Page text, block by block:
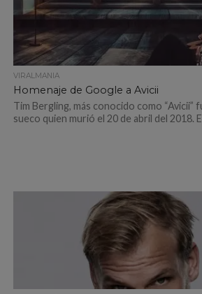
VIRALMANIA
Homenaje de Google a Avicii
Tim Bergling, más conocido como “Avicii”
sueco quien murió el 20 de abril del 2018.